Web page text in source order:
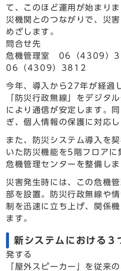
て、このほど運用が始まり
災機関とのつながりで、災
めざします。
問合せ先
危機管理室 06（4309）
06（4309）3812
今年、導入から27年が経過
「防災行政無線」をデジタ
により通信が安定します。
ぎ、個人情報の保護に対応し
また、防災システム導入を
いた防災機能を5階フロアに
危機管理センターを整備しま
災害発生時には、この危機
部を設置。防災行政無線や
制を迅速に立ち上げ、関係
ます。
新システムにおける３
発する
「屋外スピーカー」を従来